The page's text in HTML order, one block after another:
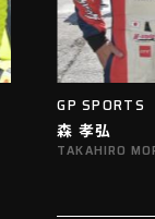
GP SPORTS
森 孝弘
TAKAHIRO